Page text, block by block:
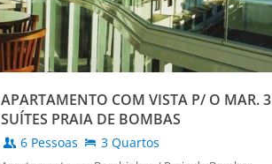
APARTAMENTO COM VISTA P/ O MAR. 3
SUÍTES PRAIA DE BOMBAS
6 Pessoas 3 Quartos